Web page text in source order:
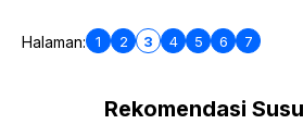
Halaman: 1 2 3 4 5 6 7
Rekomendasi